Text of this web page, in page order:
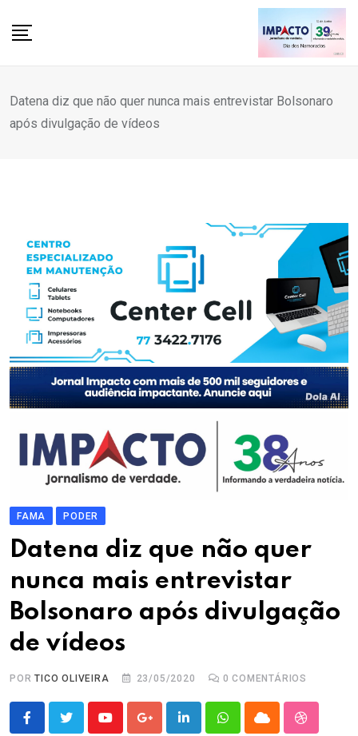
Datena diz que não quer nunca mais entrevistar Bolsonaro
após divulgação de vídeos
FAMA PODER
Datena diz que não quer
nunca mais entrevistar
Bolsonaro após divulgação
de vídeos
PORTICO OLIVEIRA 23/05/2020 0 COMENTÁRIOS
YoutubeGoogle+LinkedInWhatsappCloud